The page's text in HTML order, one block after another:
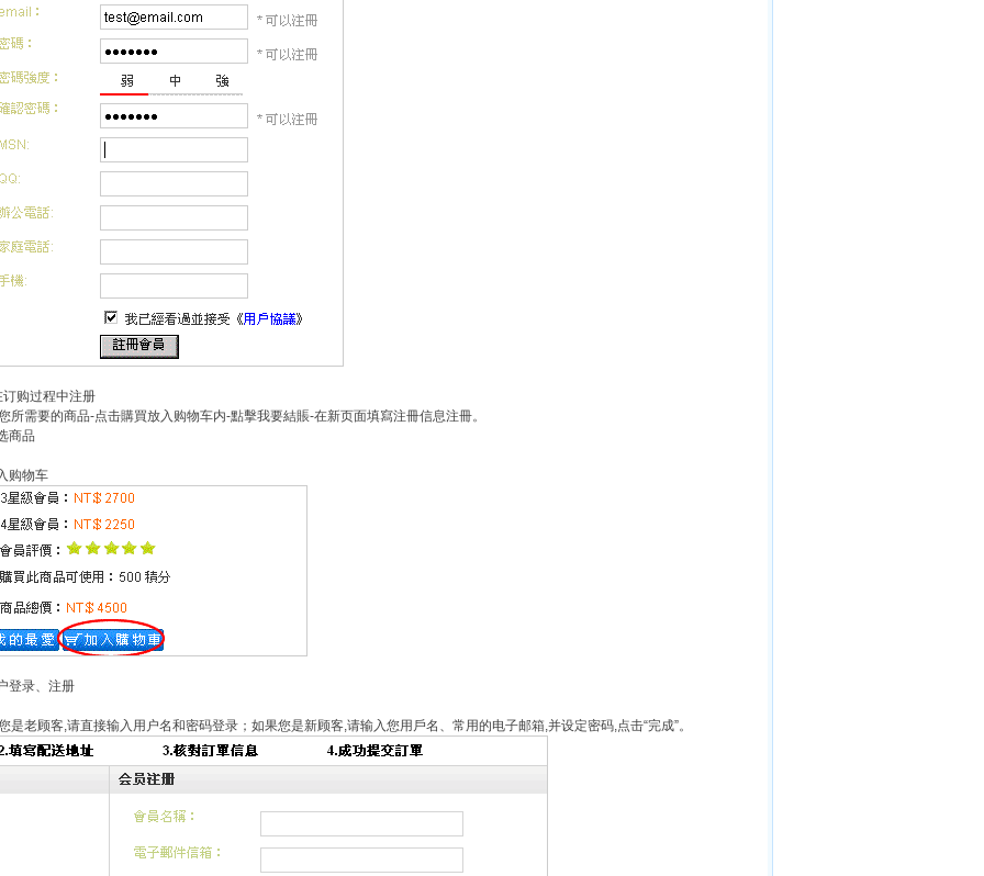
购过程中注册
所需要的商品-点击購買放入购物车内-點擊我要結賬-在新页面填寫注冊信息注冊。
商品
购物车
登录、注册
是老顾客,请直接输入用户名和密码登录；如果您是新顾客,请输入您用戶名、常用的电子邮箱,并设定密码,点击“完成”。